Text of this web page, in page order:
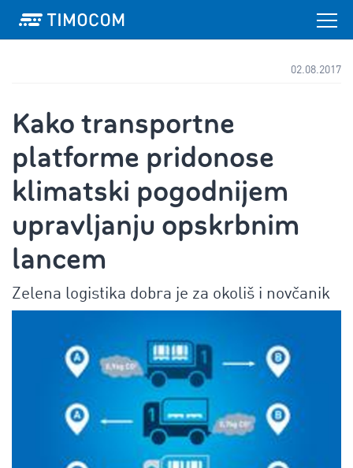
02.08.2017
Kako transportne
platforme pridonose
klimatski pogodnijem
upravljanju opskrbnim
lancem
Zelena logistika dobra je za okoliš i novčanik